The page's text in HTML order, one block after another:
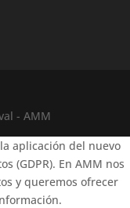
- AMM
aplicación del nuevo
(GDPR). En AMM nos
y queremos ofrecer